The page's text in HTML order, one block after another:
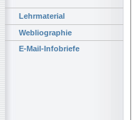
Lehrmaterial
Webliographie
E-Mail-Infobriefe